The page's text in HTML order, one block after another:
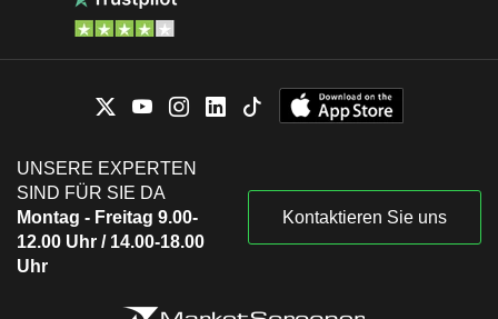
UNSERE EXPERTEN
SIND FÜR SIE DA
Montag - Freitag 9.00-
12.00 Uhr / 14.00-18.00
Uhr
Kontaktieren Sie uns